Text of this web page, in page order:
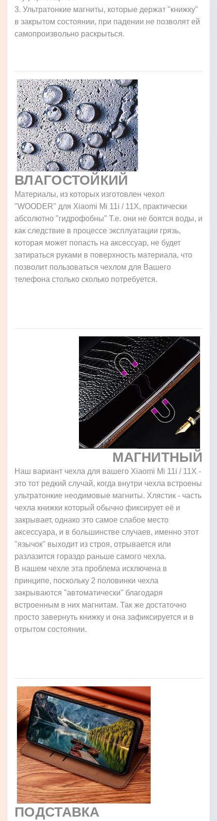
3. Ультратонкие магниты, которые держат "книжку"
в закрытом состоянии, при падении не позволят ей
самопроизвольно раскрыться.
ВЛАГОСТОЙКИЙ
Материалы, из которых изготовлен чехол
"WOODER" для Xiaomi Mi 11i / 11X, практически
абсолютно "гидрофобны" Т.е. они не боятся воды, и
как следствие в процессе эксплуатации грязь,
которая может попасть на аксессуар, не будет
затираться руками в поверхность материала, что
позволит пользоваться чехлом для Вашего
телефона столько сколько потребуется.
МАГНИТНЫЙ
Наш вариант чехла для вашего Xiaomi Mi 11i / 11X -
это тот редкий случай, когда внутри чехла встроены
ультратонкие неодимовые магниты. Хлястик - часть
чехла книжки который обычно фиксирует её и
закрывает, однако это самое слабое место
аксессуара, и в большинстве случаев, именно этот
"язычок" выходит из строя, отрывается или
разлазится гораздо раньше самого чехла.
В нашем чехле эта проблема исключена в
принципе, поскольку 2 половинки чехла
закрываются "автоматически" благодаря
встроенным в них магнитам. Так же достаточно
просто завернуть книжку и она зафиксируется и в
отрытом состоянии.
ПОДСТАВКА